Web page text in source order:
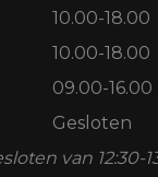
10.00-18.00
10.00-18.00
09.00-16.00
Gesloten
van 12:30-